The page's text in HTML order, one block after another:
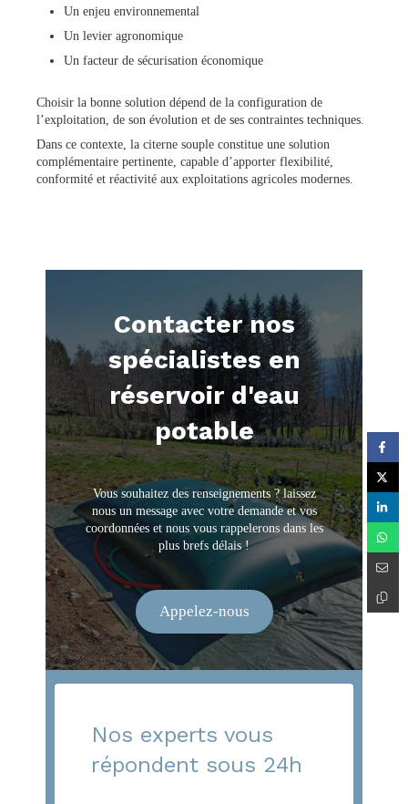
Un enjeu environnemental
Un levier agronomique
Un facteur de sécurisation économique
Choisir la bonne solution dépend de la configuration de
l’exploitation, de son évolution et de ses contraintes techniques.
Dans ce contexte, la citerne souple constitue une solution
complémentaire pertinente, capable d’apporter flexibilité,
conformité et réactivité aux exploitations agricoles modernes.
Contacter nos
spécialistes en
réservoir d'eau
potable
Vous souhaitez des renseignements ? laissez
nous un message avec votre demande et vos
coordonnées et nous vous rappelerons dans les
plus brefs délais !
Appelez-nous
Nos experts vous
répondent sous 24h